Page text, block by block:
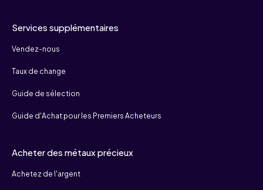
Services supplémentaires
Vendez-nous
Taux de change
Guide de sélection
Guide d'Achat pour les Premiers Acheteurs
Acheter des métaux précieux
Achetez de l'argent